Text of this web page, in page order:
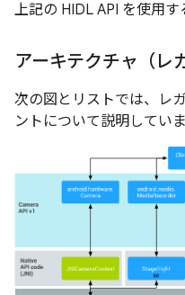
上記の HIDL API を使用す
アーキテクチャ（レ
次の図とリストでは、レ
ントについて説明していま